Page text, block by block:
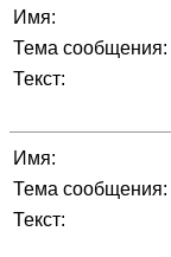
Имя:
Тема сообщения:
Текст:
Имя:
Тема сообщения:
Текст: